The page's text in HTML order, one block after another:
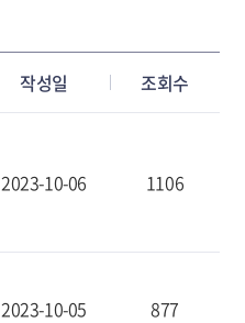
작성일 조회수
2023-10-06 1106
2023-10-05 877